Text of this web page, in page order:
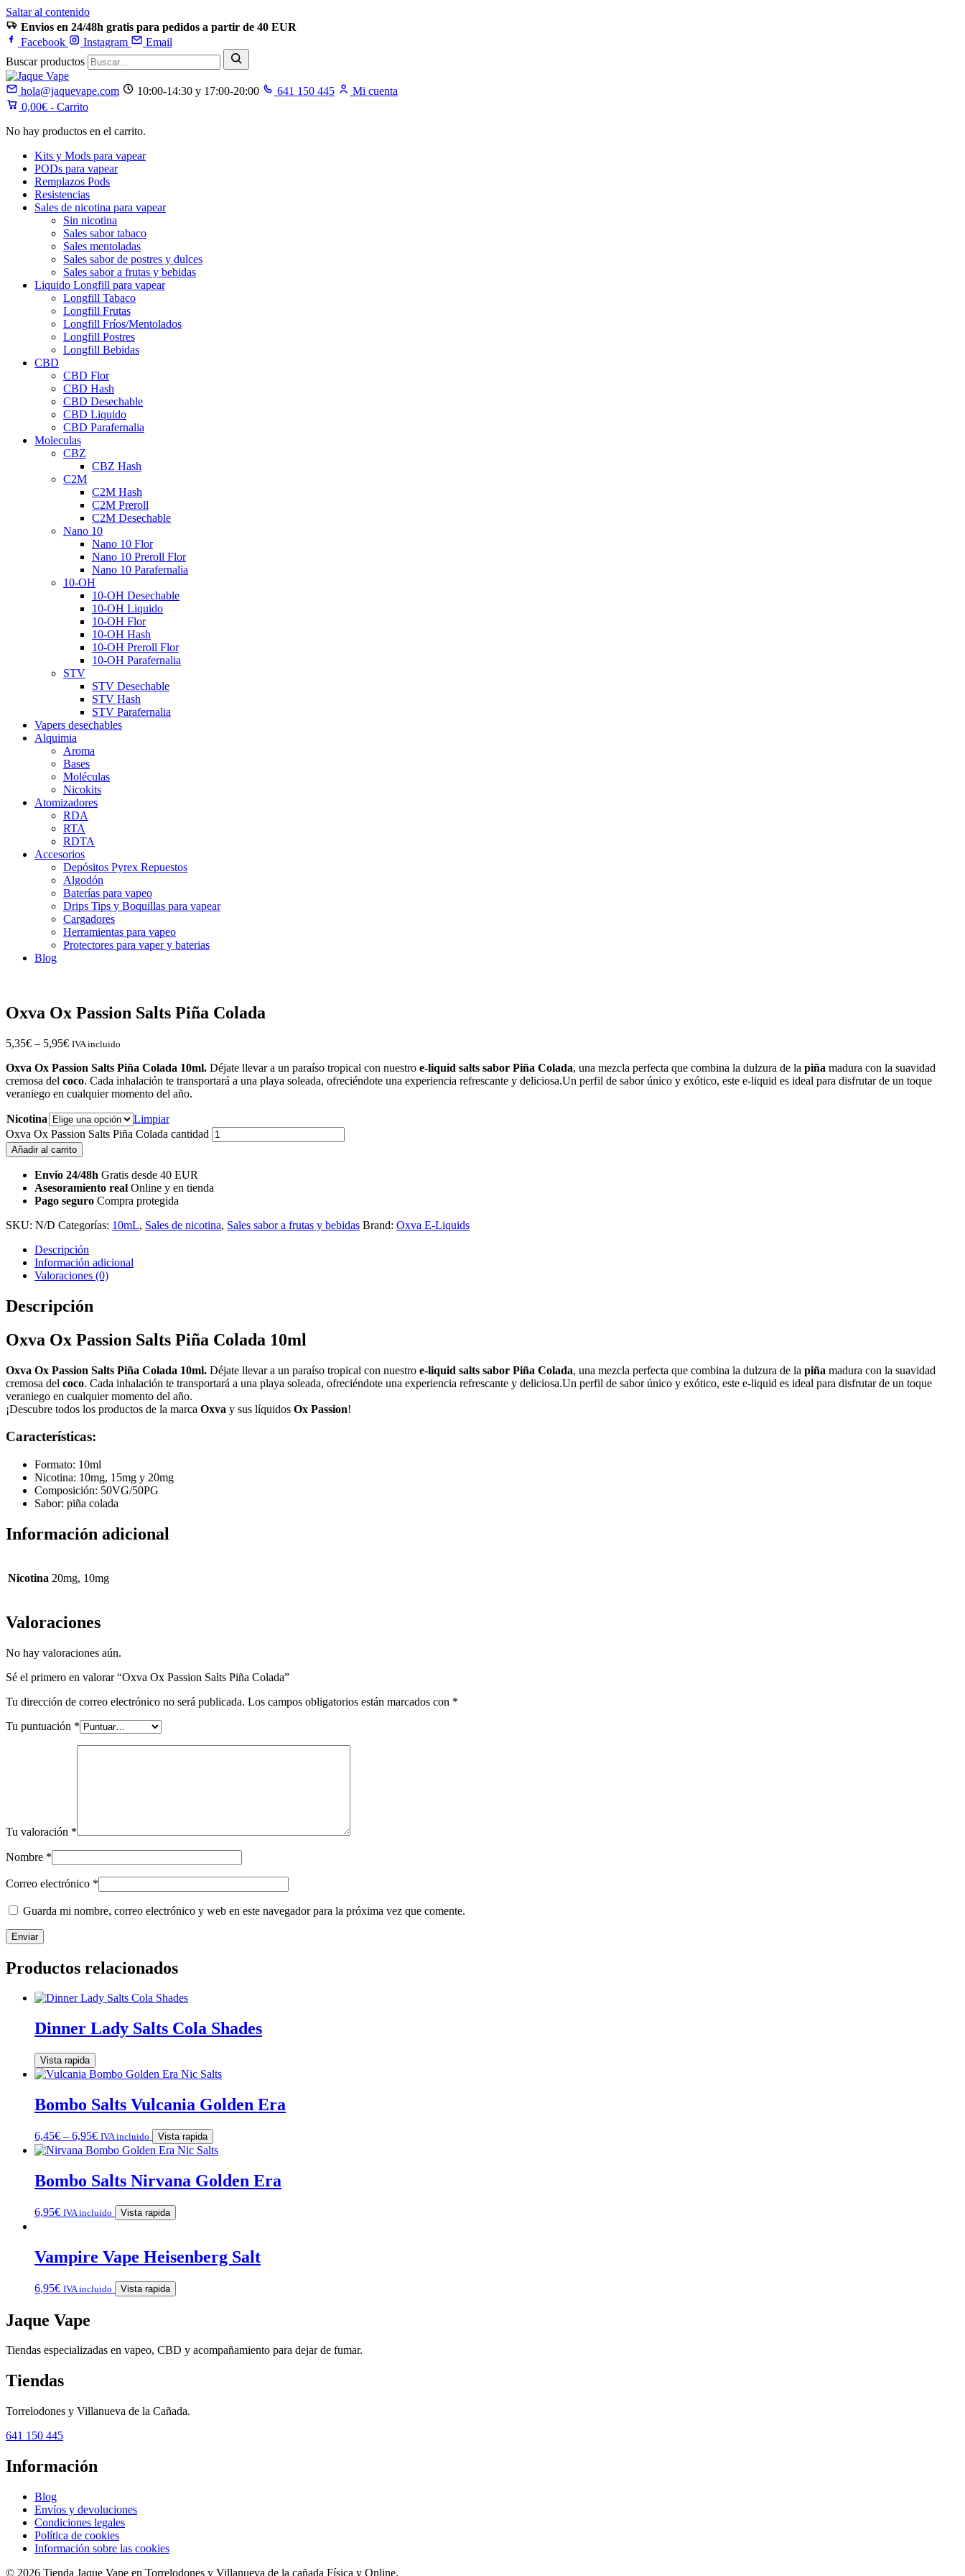
Saltar al contenido
Envios en 24/48h gratis para pedidos a partir de 40 EUR
Facebook
Instagram
Email
Buscar productos
hola@jaquevape.com 10:00-14:30 y 17:00-20:00 641 150 445
Mi cuenta
0,00€ - Carrito
No hay productos en el carrito.
Kits y Mods para vapear
PODs para vapear
Remplazos Pods
Resistencias
Sales de nicotina para vapear
Sin nicotina
Sales sabor tabaco
Sales mentoladas
Sales sabor de postres y dulces
Sales sabor a frutas y bebidas
Liquido Longfill para vapear
Longfill Tabaco
Longfill Frutas
Longfill Fríos/Mentolados
Longfill Postres
Longfill Bebidas
CBD
CBD Flor
CBD Hash
CBD Desechable
CBD Liquido
CBD Parafernalia
Moleculas
CBZ
CBZ Hash
C2M
C2M Hash
C2M Preroll
C2M Desechable
Nano 10
Nano 10 Flor
Nano 10 Preroll Flor
Nano 10 Parafernalia
10-OH
10-OH Desechable
10-OH Liquido
10-OH Flor
10-OH Hash
10-OH Preroll Flor
10-OH Parafernalia
STV
STV Desechable
STV Hash
STV Parafernalia
Vapers desechables
Alquimia
Aroma
Bases
Moléculas
Nicokits
Atomizadores
RDA
RTA
RDTA
Accesorios
Depósitos Pyrex Repuestos
Algodón
Baterías para vapeo
Drips Tips y Boquillas para vapear
Cargadores
Herramientas para vapeo
Protectores para vaper y baterias
Blog
Oxva Ox Passion Salts Piña Colada
5,35€ – 5,95€ IVA incluido
Oxva Ox Passion Salts Piña Colada 10ml. Déjate llevar a un paraíso tropical con nuestro e-liquid salts sabor Piña Colada, una mezcla perfecta que combina la dulzura de la piña madura con la suavidad
cremosa del coco. Cada inhalación te transportará a una playa soleada, ofreciéndote una experiencia refrescante y deliciosa.Un perfil de sabor único y exótico, este e-liquid es ideal para disfrutar de un toque
veraniego en cualquier momento del año.
Nicotina
Limpiar
Oxva Ox Passion Salts Piña Colada cantidad
Añadir al carrito
Envio 24/48h Gratis desde 40 EUR
Asesoramiento real Online y en tienda
Pago seguro Compra protegida
SKU: N/D Categorías: 10mL, Sales de nicotina, Sales sabor a frutas y bebidas Brand: Oxva E-Liquids
Descripción
Información adicional
Valoraciones (0)
Descripción
Oxva Ox Passion Salts Piña Colada 10ml
Oxva Ox Passion Salts Piña Colada 10ml. Déjate llevar a un paraíso tropical con nuestro e-liquid salts sabor Piña Colada, una mezcla perfecta que combina la dulzura de la piña madura con la suavidad
cremosa del coco. Cada inhalación te transportará a una playa soleada, ofreciéndote una experiencia refrescante y deliciosa.Un perfil de sabor único y exótico, este e-liquid es ideal para disfrutar de un toque
veraniego en cualquier momento del año.
¡Descubre todos los productos de la marca Oxva y sus líquidos Ox Passion!
Características:
Formato: 10ml
Nicotina: 10mg, 15mg y 20mg
Composición: 50VG/50PG
Sabor: piña colada
Información adicional
Nicotina 20mg, 10mg
Valoraciones
No hay valoraciones aún.
Sé el primero en valorar “Oxva Ox Passion Salts Piña Colada”
Tu dirección de correo electrónico no será publicada. Los campos obligatorios están marcados con *
Tu puntuación *
Tu valoración *
Nombre *
Correo electrónico *
Guarda mi nombre, correo electrónico y web en este navegador para la próxima vez que comente.
Productos relacionados
Dinner Lady Salts Cola Shades
Vista rapida
Bombo Salts Vulcania Golden Era
6,45€ – 6,95€ IVA incluido Vista rapida
Bombo Salts Nirvana Golden Era
6,95€ IVA incluido Vista rapida
Vampire Vape Heisenberg Salt
6,95€ IVA incluido Vista rapida
Jaque Vape
Tiendas especializadas en vapeo, CBD y acompañamiento para dejar de fumar.
Tiendas
Torrelodones y Villanueva de la Cañada.
641 150 445
Información
Blog
Envíos y devoluciones
Condiciones legales
Política de cookies
Información sobre las cookies
© 2026 Tienda Jaque Vape en Torrelodones y Villanueva de la cañada Física y Online.